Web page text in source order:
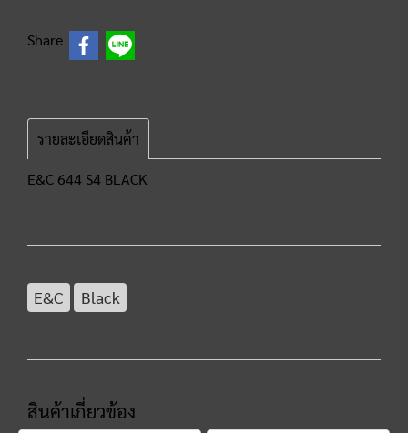
Share
รายละเอียดสินค้า
E&C 644 S4 BLACK
E&C Black
สินค้าเกี่ยวข้อง